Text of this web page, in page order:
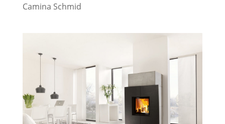
Camina Schmid